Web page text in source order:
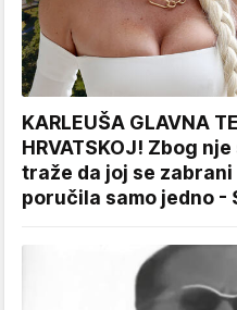
KARLEUŠA GLAVNA
HRVATSKOJ! Zbog
traže da joj se
poručila samo jedno -